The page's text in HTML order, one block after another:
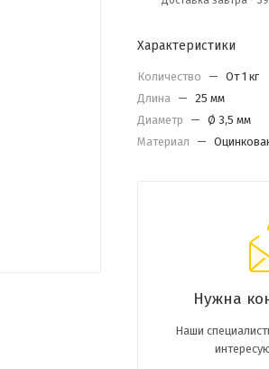
Характеристики
Количество — От 1 кг
Длина — 25 мм
Диаметр
— Ø 3,5 мм
Материал
—
Нужна
Наши